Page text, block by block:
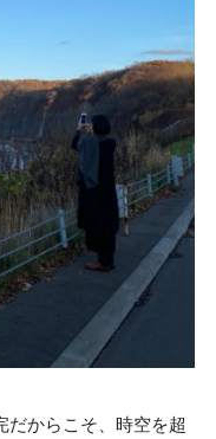
だからこそ、時空を超